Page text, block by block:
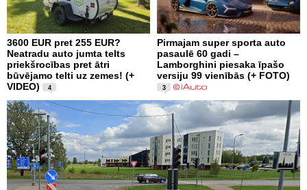
3600 EUR pret 255 EUR?
Neatradu auto jumta telts
priekšrocības pret ātri
būvējamo telti uz zemes! (+
VIDEO)
4
Pirmajam super sporta auto
pasaulē 60 gadi –
Lamborghini piesaka īpašo
versiju 99 vienībās (+ FOTO)
3